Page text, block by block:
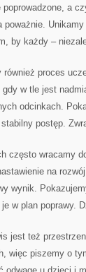
poprowadzone, a
poważnie.
by każdy –
również proces
w tle jest
odcinkach.
postęp.
często wracamy
na
wynik.
w plan poprawy.
jest też
więc piszemy o